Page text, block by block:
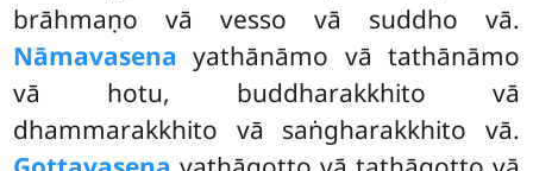
brāhmaṇo vā vesso vā suddho vā.
Nāmavasena yathānāmo vā tathānāmo
vā hotu, buddharakkhito vā
dhammarakkhito vā saṅgharakkhito vā.